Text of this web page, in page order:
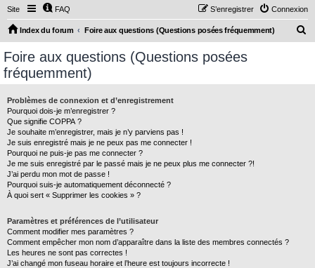
Site FAQ Connexion
S’enregistrer
Index du forum Foire aux questions (Questions posées fréquemment)
Foire aux questions (Questions posées
fréquemment)
Problèmes de connexion et d’enregistrement
Pourquoi dois-je m’enregistrer ?
Que signifie COPPA ?
Je souhaite m’enregistrer, mais je n’y parviens pas !
Je suis enregistré mais je ne peux pas me connecter !
Pourquoi ne puis-je pas me connecter ?
Je me suis enregistré par le passé mais je ne peux plus me connecter ?!
J’ai perdu mon mot de passe !
Pourquoi suis-je automatiquement déconnecté ?
À quoi sert « Supprimer les cookies » ?
Paramètres et préférences de l’utilisateur
Comment modifier mes paramètres ?
Comment empêcher mon nom d’apparaître dans la liste des membres connectés ?
Les heures ne sont pas correctes !
J’ai changé mon fuseau horaire et l’heure est toujours incorrecte !